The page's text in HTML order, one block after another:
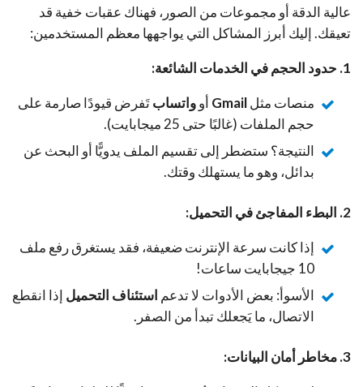
عالية الدقة أو مجموعات من الصور، فهناك عقبات خفية قد
تعيقك. إليك أبرز المشاكل التي يواجهها معظم المستخدمين:
1. حدود الحجم في الخدمات الشائعة:
منصات مثلGmail أوواتسابتَفرض قيودًا صارمة على
حجم الملفات (غالبًا حتى 25 ميجابايت).
النتيجة؟ ستضطر إلى تقسيم الملف يدويًّا أو البحث عن
بدائل، وهو ما يستهلك وقتك.
2. البطء المفاجئ في التحميل:
إذا كانت سرعة الإنترنت ضعيفة، فقد يستغرق رفع ملف
10 جيجابايت ساعات!
الأسوأ: بعض الأدوات لا تدعم استئناف التحميل إذا انقطع
الاتصال، ما يَجعلك تبدأ من الصفر.
3. مخاطر أمان البيانات: